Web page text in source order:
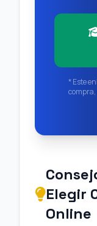
* Este
Elegir
Online